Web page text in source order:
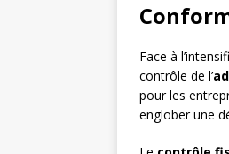
Face à
contrôle de l’
pour les
englober une